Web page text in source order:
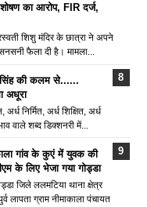
शोषण का आरोप, FIR दर्ज,
शिशु मंदिर के छात्रा ने अपने
फैला दी है। मामला...
की कलम से......
अधूरा
निर्मित, अर्ध शिक्षित, अर्ध
वाले शब्द डिक्शनरी में...
गांव के कुएं में युवक की
के लिए भेजा गया गोड्डा
जिले ललमटिया थाना क्षेत्र
लापता ग्राम नीमाकाला पंचायत